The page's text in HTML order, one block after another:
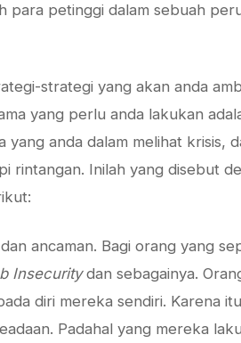
para petinggi dalam sebuah
strategi yang akan anda
yang perlu anda lakukan
anda dalam melihat krisis,
rintangan. Inilah yang disebut
ancaman. Bagi orang yang
Insecuritydan sebagainya.
diri mereka sendiri. Karena
Padahal yang mereka